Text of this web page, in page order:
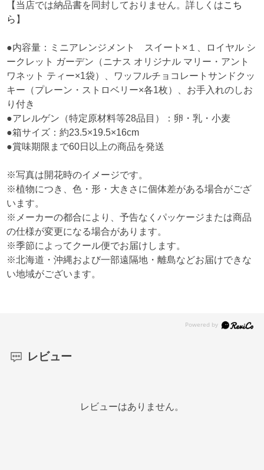
【当店では納品書を同封しておりません。詳しくはこち
ら 】
●内容量：ミニアレンジメント スイート×１、ロイヤル シ
ークレット ガーデン（ニナス オリジナル マリー・アント
ワネット ティー×1袋）、ワッフルチョコレートサンドクッ
キー（プレーン・ストロベリー×各1枚）、お手入れのしお
り付き
●アレルゲン（特定原材料等28品目）：卵・乳・小麦
●箱サイズ：約23.5×19.5×16cm
●賞味期限まで60日以上の商品を発送
※写真は開花時のイメージです。
※植物につき、色・形・大きさに個体差がある場合がござ
います。
※メーカーの都合により、予告なくパッケージまたは商品
の仕様が変更になる場合があります。
※季節によってクール便でお届けします。
※北海道・沖縄および一部遠隔地・離島などお届けできな
い地域がございます。
レビュー
レビューはありません。